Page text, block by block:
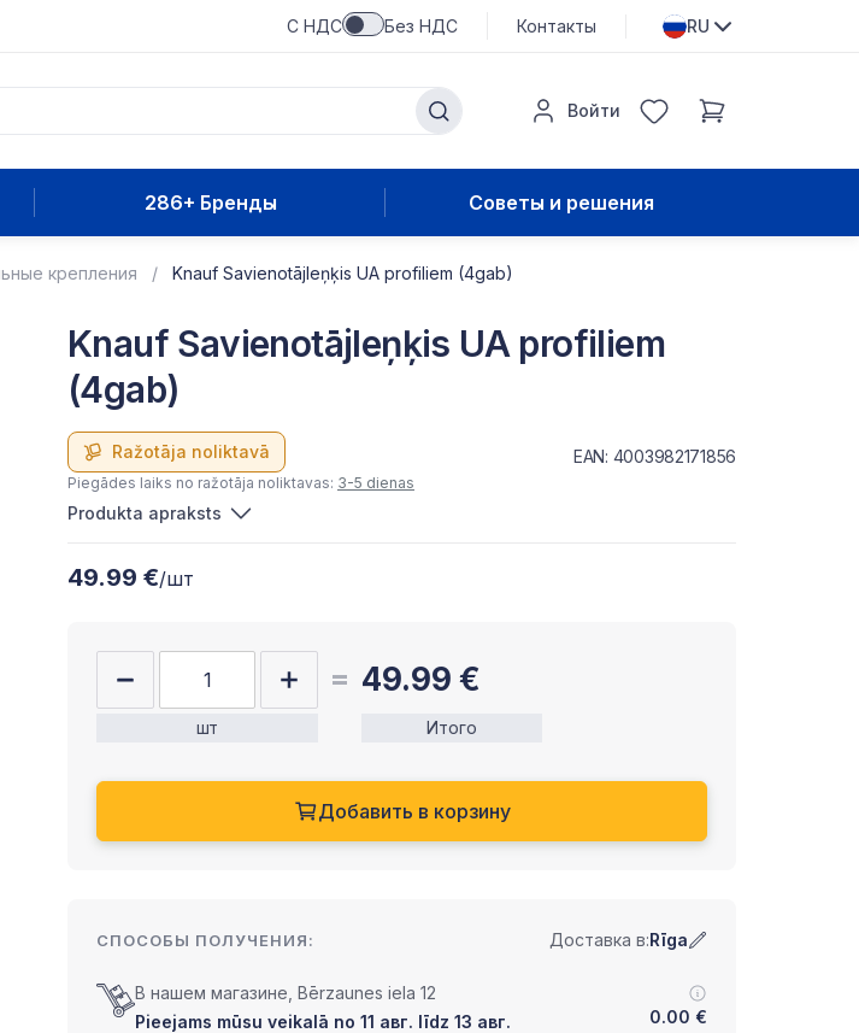
С НДС Без НДС Контакты RU
Войти
286+ Бренды Советы и решения
крепления Knauf Savienotājleņķis UA profiliem (4gab)
Knauf Savienotājleņķis UA profiliem
(4gab)
Ražotāja noliktavā EAN: 4003982171856
Piegādes laiks no ražotāja noliktavas: 3-5 dienas
Produkta apraksts
49.99 €/шт
шт
49.99 €
Итого
Добавить в корзину
СПОСОБЫ ПОЛУЧЕНИЯ: Доставка в:Rīga
В нашем магазине, Bērzaunes iela 12
Pieejams mūsu veikalā no 11 авг. līdz 13 авг.
0.00 €